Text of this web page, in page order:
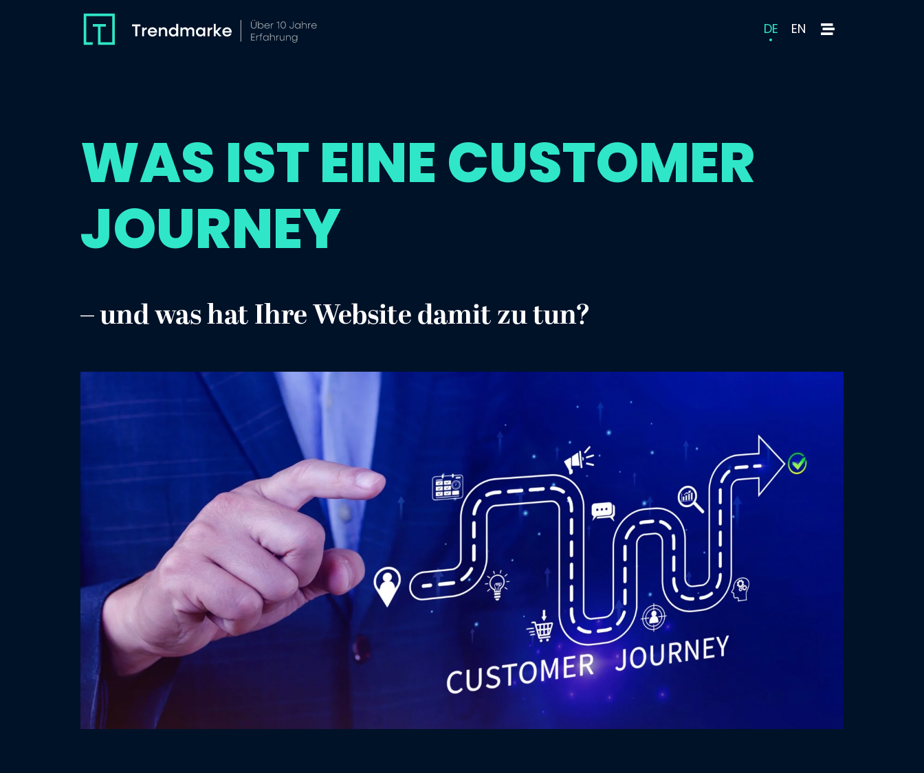
DE EN
WAS IST EINE CUSTOMER
JOURNEY
– und was hat Ihre Website damit zu tun?